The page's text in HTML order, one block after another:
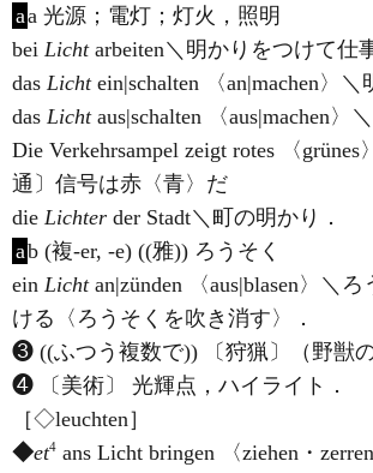
aa 光源；電灯；灯火，照明
bei Lichtarbeiten＼明かりをつけて仕
das Lichtein|schalten 〈an|machen〉
das Lichtaus|schalten 〈aus|machen〉
Die Verkehrsampel zeigt rotes 〈grünes
通〕信号は赤〈青〉だ
die Lichter der Stadt＼町の明かり．
ab (複-er, -e) ((雅)) ろうそく
ein Lichtan|zünden 〈aus|blasen〉＼
ける〈ろうそくを吹き消す〉．
❸ ((ふつう複数で)) 〔狩猟〕（野獣の
❹ 〔美術〕 光輝点，ハイライト．
［◇leuchten］
◆et4 ans Licht bringen 〈ziehen・